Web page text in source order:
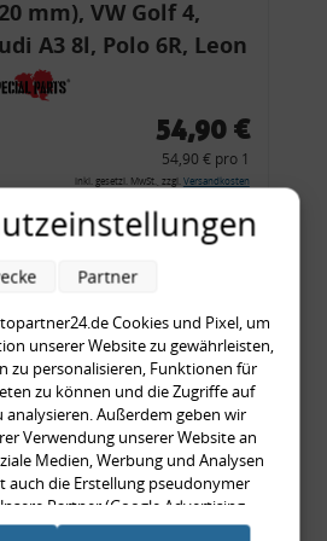
mm), VW Golf 4,
A3 8l, Polo 6R, Leon
54,90 €
54,90 € pro 1
inkl. gesetzl. MwSt., zzgl. Versandkosten
Artikel
mit
rot, US-Ecken,
80 Cabrio, Typ 89,
Nr.: 8G0945225 +
999,99 €
Cookies und Pixel, um
unserer Website zu gewährleisten,
zu personalisieren, Funktionen für
zu können und die Zugriffe auf
analysieren. Außerdem geben wir
Verwendung unserer Website an
Medien, Werbung und Analysen
auch die Erstellung pseudonymer
Partner (Google Advertising
Informationen möglicherweise mit
Partner